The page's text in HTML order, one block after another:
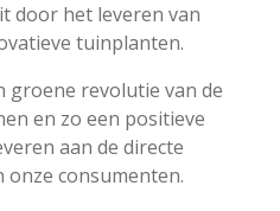
door het leveren van
tuinplanten.
groene revolutie van de
en zo een positieve
aan de directe
onze consumenten.